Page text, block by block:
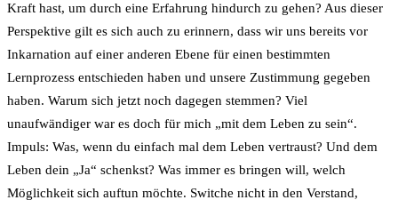
Kraft hast, um durch eine Erfahrung hindurch zu gehen? Aus dieser
Perspektive gilt es sich auch zu erinnern, dass wir uns bereits vor
Inkarnation auf einer anderen Ebene für einen bestimmten
Lernprozess entschieden haben und unsere Zustimmung gegeben
haben. Warum sich jetzt noch dagegen stemmen? Viel
unaufwändiger war es doch für mich „mit dem Leben zu sein“.
Impuls: Was, wenn du einfach mal dem Leben vertraust? Und dem
Leben dein „Ja“ schenkst? Was immer es bringen will, welch
Möglichkeit sich auftun möchte. Switche nicht in den Verstand,